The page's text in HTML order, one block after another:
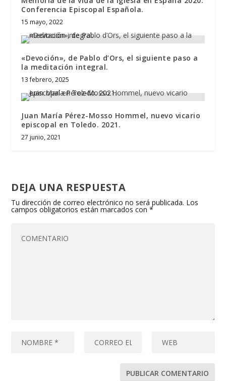
Conferencia Episcopal Española.
15 mayo, 2022
«Devoción», de Pablo d’Ors, el siguiente paso a
la meditación integral.
13 febrero, 2025
Juan María Pérez-Mosso Hommel, nuevo vicario
episcopal en Toledo. 2021.
27 junio, 2021
DEJA UNA RESPUESTA
Tu dirección de correo electrónico no será publicada. Los
campos obligatorios están marcados con*